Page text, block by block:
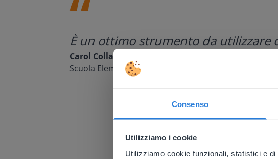
Consenso
Utilizziamo i cookie
Utilizziamo cookie funzionali, statistici e
È un ottimo strumento da utilizzare
Carol Collack
Scuola Elementare Frank Kim, Nevada
This website
Based on your
There you'll find